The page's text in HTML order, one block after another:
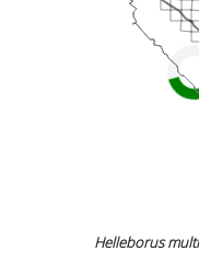
Helleborus